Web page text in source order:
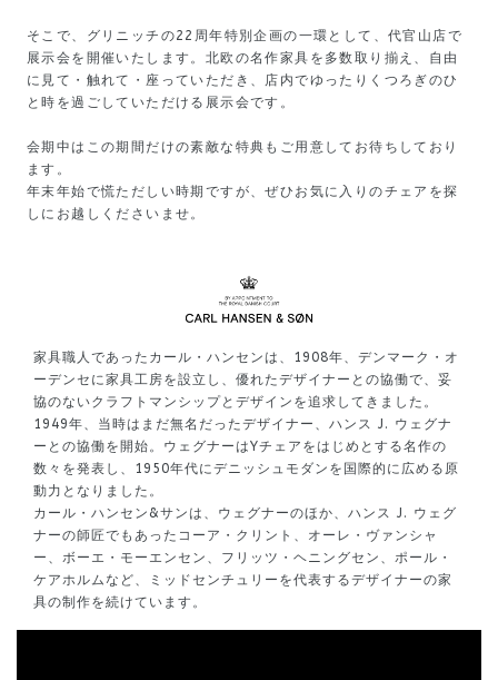
そこで、グリニッチの22周年特別企画の一環として、代官山店で
展示会を開催いたします。北欧の名作家具を多数取り揃え、自由
に見て・触れて・座っていただき、店内でゆったりくつろぎのひ
と時を過ごしていただける展示会です。
会期中はこの期間だけの素敵な特典もご用意してお待ちしており
ます。
年末年始で慌ただしい時期ですが、ぜひお気に入りのチェアを探
しにお越しくださいませ。
家具職人であったカール・ハンセンは、1908年、デンマーク・オ
ーデンセに家具工房を設立し、優れたデザイナーとの協働で、妥
協のないクラフトマンシップとデザインを追求してきました。
1949年、当時はまだ無名だったデザイナー、ハンス J. ウェグナ
ーとの協働を開始。ウェグナーはYチェアをはじめとする名作の
数々を発表し、1950年代にデニッシュモダンを国際的に広める原
動力となりました。
カール・ハンセン&サンは、ウェグナーのほか、ハンス J. ウェグ
ナーの師匠でもあったコーア・クリント、オーレ・ヴァンシャ
ー、ボーエ・モーエンセン、フリッツ・ヘニングセン、ポール・
ケアホルムなど、ミッドセンチュリーを代表するデザイナーの家
具の制作を続けています。